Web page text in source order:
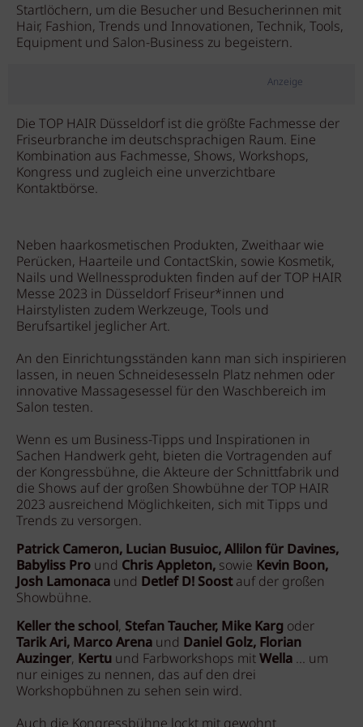
Startlöchern, um die Besucher und Besucherinnen mit
Hair, Fashion, Trends und Innovationen, Technik, Tools,
Equipment und Salon-Business zu begeistern.
Anzeige
Die TOP HAIR Düsseldorf ist die größte Fachmesse der
Friseurbranche im deutschsprachigen Raum. Eine
Kombination aus Fachmesse, Shows, Workshops,
Kongress und zugleich eine unverzichtbare
Kontaktbörse.
Neben haarkosmetischen Produkten, Zweithaar wie
Perücken, Haarteile und ContactSkin, sowie Kosmetik,
Nails und Wellnessprodukten finden auf der TOP HAIR
Messe 2023 in Düsseldorf Friseur*innen und
Hairstylisten zudem Werkzeuge, Tools und
Berufsartikel jeglicher Art.
An den Einrichtungsständen kann man sich inspirieren
lassen, in neuen Schneidesesseln Platz nehmen oder
innovative Massagesessel für den Waschbereich im
Salon testen.
Wenn es um Business-Tipps und Inspirationen in
Sachen Handwerk geht, bieten die Vortragenden auf
der Kongressbühne, die Akteure der Schnittfabrik und
die Shows auf der großen Showbühne der TOP HAIR
2023 ausreichend Möglichkeiten, sich mit Tipps und
Trends zu versorgen.
​Patrick Cameron, Lucian Busuioc, Allilon für Davines,
Babyliss Pro und Chris Appleton, sowie Kevin Boon,
Josh Lamonaca und Detlef D! Soostauf der großen
Showbühne.
Keller the school, Stefan Taucher, Mike Karg oder
Tarik Ari, Marco Arena und Daniel Golz, Florian
Auzinger, Kertu und Farbworkshops mitWella ... um
nur einiges zu nennen, das auf den drei
Workshopbühnen zu sehen sein wird.